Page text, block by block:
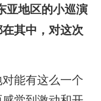
亚地区的小巡演
其中，对这次
能有这么一个